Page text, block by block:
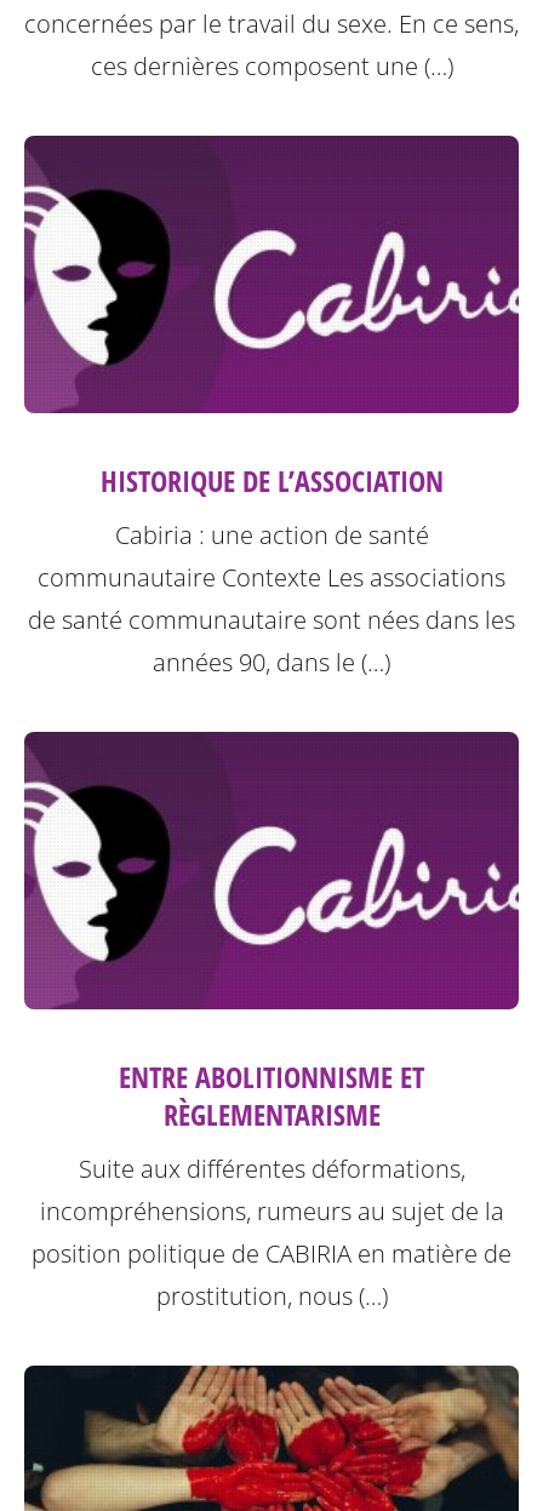
concernées par le travail du sexe. En ce sens,
ces dernières composent une (…)
HISTORIQUE DE L’ASSOCIATION
Cabiria : une action de santé
communautaire Contexte Les associations
de santé communautaire sont nées dans les
années 90, dans le (…)
ENTRE ABOLITIONNISME ET
RÈGLEMENTARISME
Suite aux différentes déformations,
incompréhensions, rumeurs au sujet de la
position politique de CABIRIA en matière de
prostitution, nous (…)